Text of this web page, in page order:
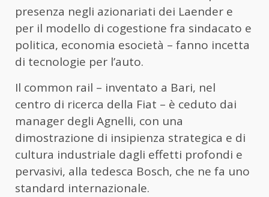
presenza negli azionariati dei Laender e
per il modello di cogestione fra sindacato e
politica, economia esocietà – fanno incetta
di tecnologie per l’auto.
Il common rail – inventato a Bari, nel
centro di ricerca della Fiat – è ceduto dai
manager degli Agnelli, con una
dimostrazione di insipienza strategica e di
cultura industriale dagli effetti profondi e
pervasivi, alla tedesca Bosch, che ne fa uno
standard internazionale.